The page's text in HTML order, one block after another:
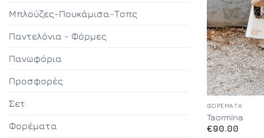
Μπλούζες-Πουκάμισα-Τοπς
Παντελόνια - Φόρμες
Πανωφόρια
Προσφορές
Σετ
Φορέματα
+
ΦΟΡΈΜΑΤΑ
Taormina
€90.00